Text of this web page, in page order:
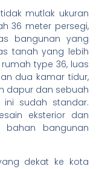
mutlak ukuran
36 meter persegi,
bangunan yang
tanah yang lebih
type 36, luas
dua kamar tidur,
dapur dan sebuah
sudah standar.
eksterior dan
bahan bangunan
dekat ke kota